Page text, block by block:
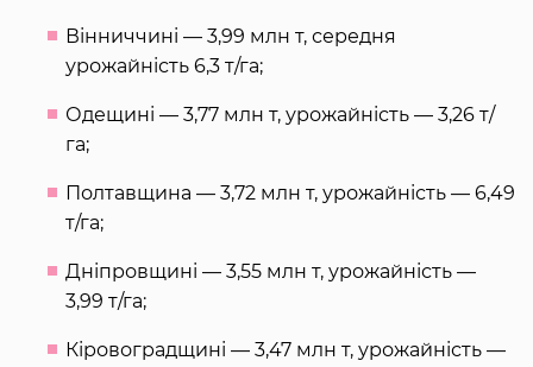
Вінниччині — 3,99 млн т, середня
урожайність 6,3 т/га;
Одещині — 3,77 млн т, урожайність — 3,26 т/
га;
Полтавщина — 3,72 млн т, урожайність — 6,49
т/га;
Дніпровщині — 3,55 млн т, урожайність —
3,99 т/га;
Кіровоградщині — 3,47 млн т, урожайність —